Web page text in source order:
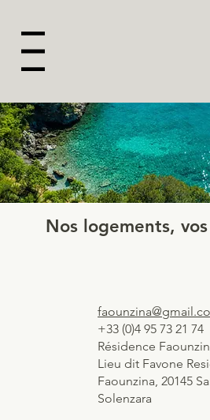
Nos logements,
+33 (0)4 95 73 21 74
Résidence
Lieu dit Favone
Faounzina, 20145
Solenzara